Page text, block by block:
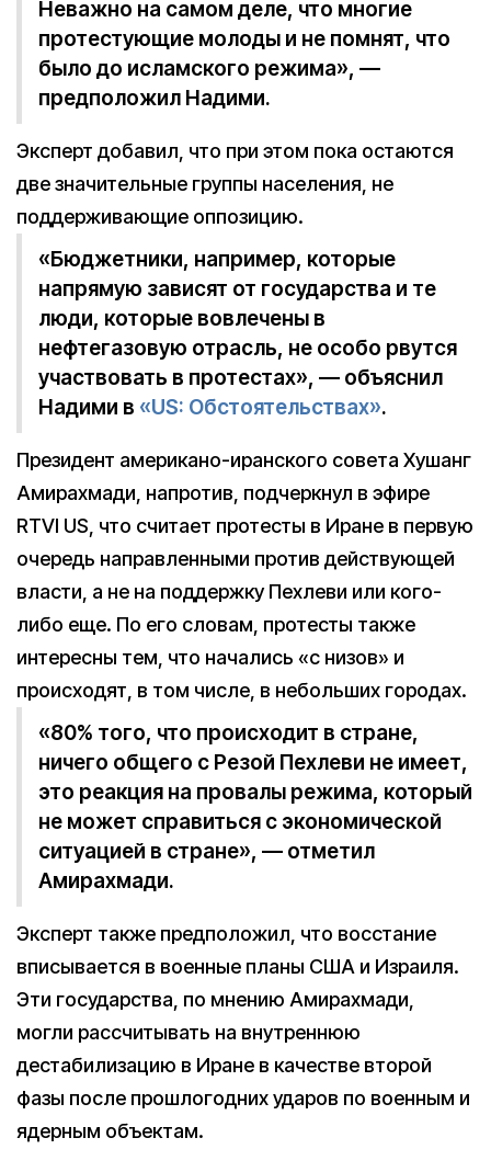
Неважно на самом деле, что многие
протестующие молоды и не помнят, что
было до исламского режима», —
предположил Надими.
Эксперт добавил, что при этом пока остаются
две значительные группы населения, не
поддерживающие оппозицию.
«Бюджетники, например, которые
напрямую зависят от государства и те
люди, которые вовлечены в
нефтегазовую отрасль, не особо рвутся
участвовать в протестах», — объяснил
Надими в «US: Обстоятельствах».
Президент американо-иранского совета Хушанг
Амирахмади, напротив, подчеркнул в эфире
RTVI US, что считает протесты в Иране в первую
очередь направленными против действующей
власти, а не на поддержку Пехлеви или кого-
либо еще. По его словам, протесты также
интересны тем, что начались «с низов» и
происходят, в том числе, в небольших городах.
«80% того, что происходит в стране,
ничего общего с Резой Пехлеви не имеет,
это реакция на провалы режима, который
не может справиться с экономической
ситуацией в стране», — отметил
Амирахмади.
Эксперт также предположил, что восстание
вписывается в военные планы США и Израиля.
Эти государства, по мнению Амирахмади,
могли рассчитывать на внутреннюю
дестабилизацию в Иране в качестве второй
фазы после прошлогодних ударов по военным и
ядерным объектам.